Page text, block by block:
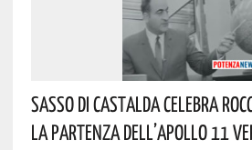
Sasso Di Castalda Celebra
La Partenza Dell’Apollo 11